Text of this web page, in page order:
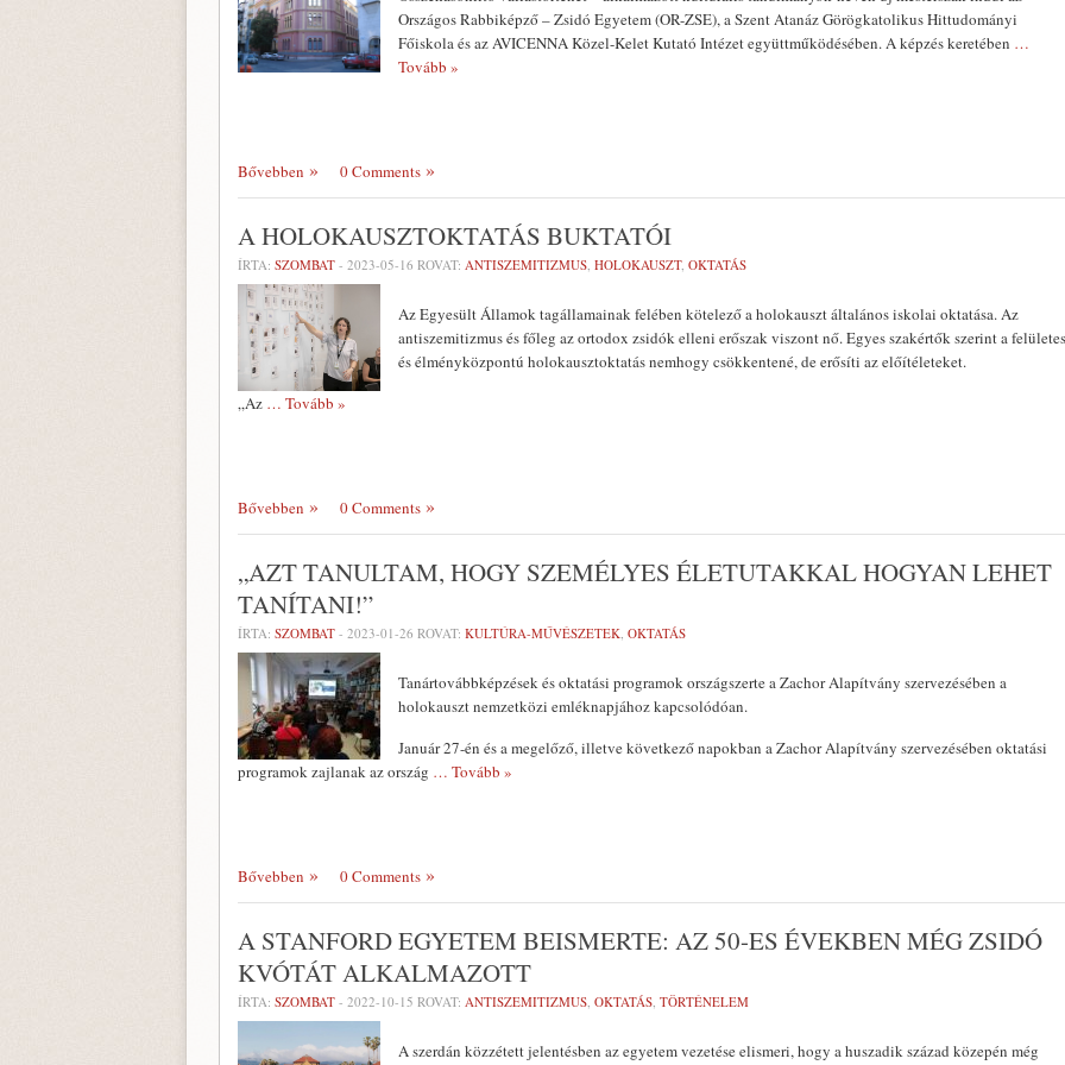
Országos Rabbiképző – Zsidó Egyetem (OR-ZSE), a Szent Atanáz Görögkatolikus Hittudományi
Főiskola és az AVICENNA Közel-Kelet Kutató Intézet együttműködésében. A képzés keretében …
Tovább »
Bővebben 0 Comments
A HOLOKAUSZTOKTATÁS BUKTATÓI
ÍRTA: SZOMBAT - 2023-05-16 ROVAT: ANTISZEMITIZMUS, HOLOKAUSZT, OKTATÁS
Az Egyesült Államok tagállamainak felében kötelező a holokauszt általános iskolai oktatása. Az
antiszemitizmus és főleg az ortodox zsidók elleni erőszak viszont nő. Egyes szakértők szerint a felületes
és élményközpontú holokausztoktatás nemhogy csökkentené, de erősíti az előítéleteket.
„Az … Tovább »
Bővebben 0 Comments
„AZT TANULTAM, HOGY SZEMÉLYES ÉLETUTAKKAL HOGYAN LEHET
TANÍTANI!”
ÍRTA: SZOMBAT - 2023-01-26 ROVAT: KULTÚRA-MŰVÉSZETEK, OKTATÁS
Tanártovábbképzések és oktatási programok országszerte a Zachor Alapítvány szervezésében a
holokauszt nemzetközi emléknapjához kapcsolódóan.
Január 27-én és a megelőző, illetve következő napokban a Zachor Alapítvány szervezésében oktatási
programok zajlanak az ország … Tovább »
Bővebben 0 Comments
A STANFORD EGYETEM BEISMERTE: AZ 50-ES ÉVEKBEN MÉG ZSIDÓ
KVÓTÁT ALKALMAZOTT
ÍRTA: SZOMBAT - 2022-10-15 ROVAT: ANTISZEMITIZMUS, OKTATÁS, TÖRTÉNELEM
A szerdán közzétett jelentésben az egyetem vezetése elismeri, hogy a huszadik század közepén még